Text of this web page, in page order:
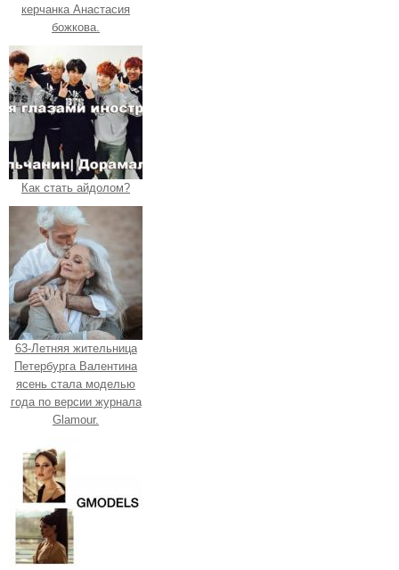
керчанка Анастасия
божкова.
Как стать айдолом?
63-Летняя жительница
Петербурга Валентина
ясень стала моделью
года по версии журнала
Glamour.